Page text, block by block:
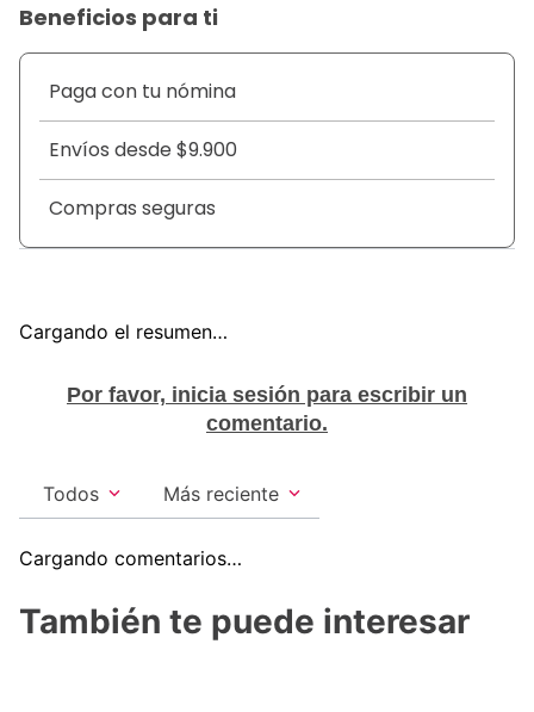
interior. Son ideales para usar como respaldo de tus
tampones; logra neutralizar posibles olores y tienen
una cubierta súper suave de algodón. Además se
adaptan a tu cuerpo gracias a su diseño anatómico,
delgado y discreto. Siéntete limpia, seca y cómoda
todos los días sin perder tu estilo. Elige el que
prefieras entre CAREFREE® Protección y CAREFREE®
Protección Flexi que se adapta a todos los estilos de
Beneficios para ti
Paga con tu nómina
Envíos desde $9.900
Compras seguras
Cargando el resumen…
Por favor, inicia sesión para escribir un
comentario.
Más reciente
Todos
Cargando comentarios…
También te puede interesar